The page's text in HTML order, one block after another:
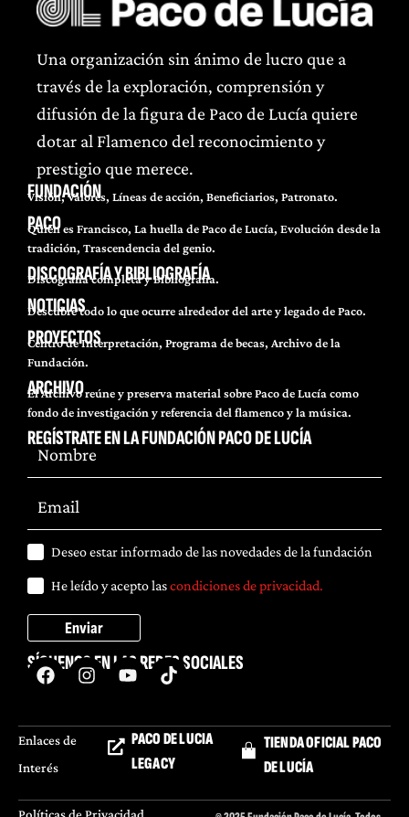
Una organización sin ánimo de lucro que a
través de la exploración, comprensión y
difusión de la figura de Paco de Lucía quiere
dotar al Flamenco del reconocimiento y
prestigio que merece.
FUNDACIÓN
Visión, Valores, Líneas de acción, Beneficiarios, Patronato.
PACO
Quién es Francisco, La huella de Paco de Lucía, Evolución desde la
tradición, Trascendencia del genio.
DISCOGRAFÍA Y BIBLIOGRAFÍA
Discografía completa y Bibliografía.
NOTICIAS
Descubre todo lo que ocurre alrededor del arte y legado de Paco.
PROYECTOS
Centro de Interpretación, Programa de becas, Archivo de la
Fundación.
ARCHIVO
El Archivo reúne y preserva material sobre Paco de Lucía como
fondo de investigación y referencia del flamenco y la música.
REGÍSTRATE EN LA FUNDACIÓN PACO DE LUCÍA
Deseo estar informado de las novedades de la fundación
He leído y acepto lascondiciones de privacidad.
Enviar
SÍGUENOS EN LAS REDES SOCIALES
Enlaces de
Interés
PACO DE LUCIA
LEGACY
TIENDA OFICIAL PACO
DE LUCÍA